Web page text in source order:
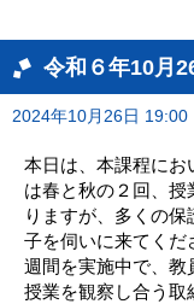
令和６年10月
2024年10月26日 19:00
本日は、本課程にお
は春と秋の２回、
りますが、多くの
子を伺いに来てくだ
週間を実施中で、教
授業を観察し合う取